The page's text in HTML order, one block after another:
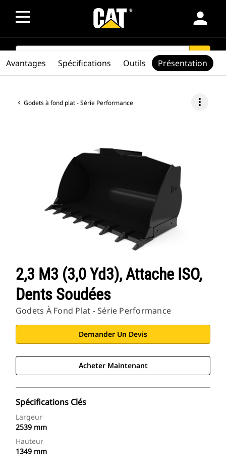
person
SEARCH search
Godets à fond plat - Série Performance more_vert
2,3 M3 (3,0 Yd3), Attache ISO,
Dents Soudées
Godets À Fond Plat - Série Performance
Demander Un Devis
Acheter Maintenant
Spécifications Clés
Largeur
2539 mm
Hauteur
1349 mm
Avantages Spécifications Outils Présentation